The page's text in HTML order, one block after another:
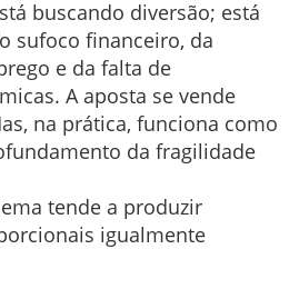
buscando diversão; está
sufoco financeiro, da
e da falta de
A aposta se vende
na prática, funciona como
da fragilidade
tende a produzir
igualmente